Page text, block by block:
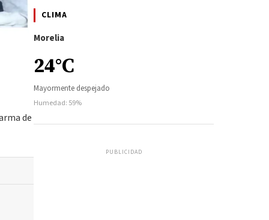
de
CLIMA
Morelia
24°C
Mayormente despejado
Humedad: 59%
PUBLICIDAD